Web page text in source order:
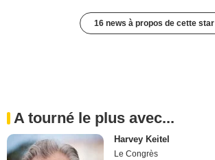
16 news à propos de cette star
A tourné le plus avec...
Harvey Keitel
Le Congrès